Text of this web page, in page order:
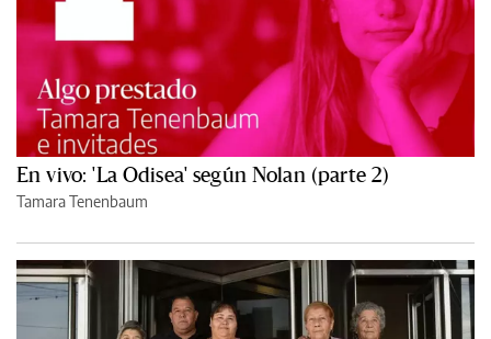
En vivo: 'La Odisea' según Nolan (parte 2)
Tamara Tenenbaum